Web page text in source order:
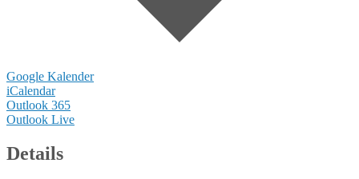
Google Kalender
iCalendar
Outlook 365
Outlook Live
Details